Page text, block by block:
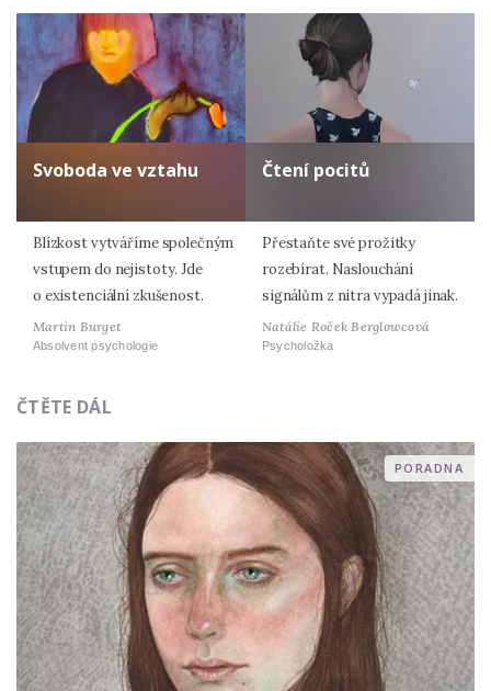
Svoboda ve vztahu
Blízkost vytváříme společným
vstupem do nejistoty. Jde
o existenciální zkušenost.
Martin Burget
Absolvent psychologie
Čtení pocitů
Přestaňte své prožitky
rozebírat. Naslouchání
signálům z nitra vypadá jinak.
Natálie Roček Berglowcová
Psycholožka
ČTĚTE DÁL
PORADNA